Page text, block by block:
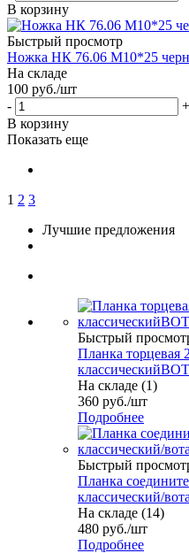
В корзину
Быстрый просмотр
Ножка НК 76.06 М10*25
На складе
100 руб./шт
-
+
В корзину
Показать еще
1 2 3
Лучшие предложения
Быстрый
Планка торцевая
На складе (1)
360 руб./шт
Подробнее
Быстрый
Планка
классический/
На складе (14)
480 руб./шт
Подробнее